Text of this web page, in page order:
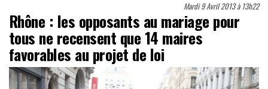
Mardi 9 Avril 2013 à 13h22
Rhône : les opposants au mariage pour
tous ne recensent que 14 maires
favorables au projet de loi